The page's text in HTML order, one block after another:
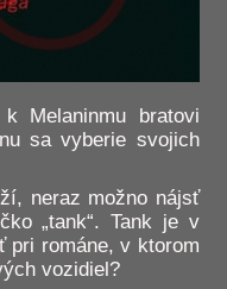
Melaninmu bratovi
sa vyberie svojich
neraz možno nájsť
„tank“. Tank je v
pri románe, v ktorom
vozidiel?